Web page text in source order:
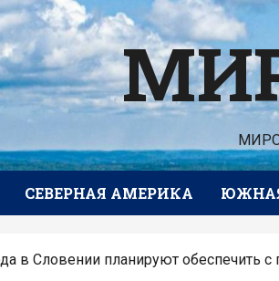
СЕВЕРНАЯ АМЕРИКА
в Словении планируют обеспечить